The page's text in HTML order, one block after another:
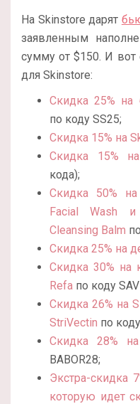
На Skinstore дарят
заявленным
сумму от $150. И
для Skinstore:
Скидка 25% на
по коду SS25;
Скидка 15% на
Скидка 15%
кода);
Скидка 50% на
Facial Wash и
Cleansing Balm
Скидка 25% на
Скидка 30% на
Refa по коду
Скидка 26% на
StriVectin по
Скидка 28%
BABOR28;
Экстра-скидка
которую идет